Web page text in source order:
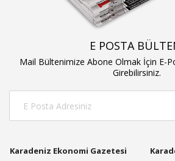
E POSTA
Mail Bültenimize Abone Olmak İçin E-
Girebilirsiniz.
Karadeniz Ekonomi Gazetesi